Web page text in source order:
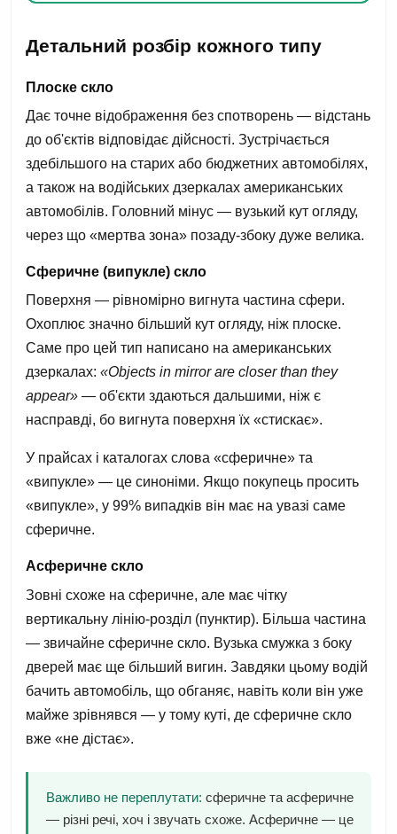
Детальний розбір кожного типу
Плоске скло
Дає точне відображення без спотворень — відстань
до об'єктів відповідає дійсності. Зустрічається
здебільшого на старих або бюджетних автомобілях,
а також на водійських дзеркалах американських
автомобілів. Головний мінус — вузький кут огляду,
через що «мертва зона» позаду-збоку дуже велика.
Сферичне (випукле) скло
Поверхня — рівномірно вигнута частина сфери.
Охоплює значно більший кут огляду, ніж плоске.
Саме про цей тип написано на американських
дзеркалах: «Objects in mirror are closer than they
appear» — об'єкти здаються дальшими, ніж є
насправді, бо вигнута поверхня їх «стискає».
У прайсах і каталогах слова «сферичне» та
«випукле» — це синоніми. Якщо покупець просить
«випукле», у 99% випадків він має на увазі саме
сферичне.
Асферичне скло
Зовні схоже на сферичне, але має чітку
вертикальну лінію-розділ (пунктир). Більша частина
— звичайне сферичне скло. Вузька смужка з боку
дверей має ще більший вигин. Завдяки цьому водій
бачить автомобіль, що обганяє, навіть коли він уже
майже зрівнявся — у тому куті, де сферичне скло
вже «не дістає».
Важливо не переплутати: сферичне та асферичне
— різні речі, хоч і звучать схоже. Асферичне — це